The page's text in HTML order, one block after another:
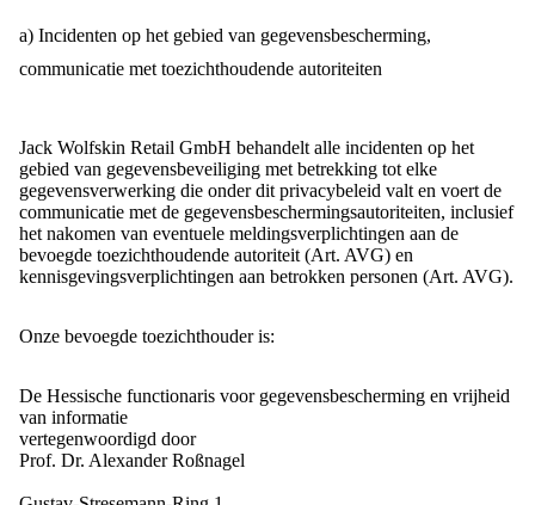
a) Incidenten op het gebied van gegevensbescherming,
communicatie met toezichthoudende autoriteiten
Jack Wolfskin Retail GmbH behandelt alle incidenten op het
gebied van gegevensbeveiliging met betrekking tot elke
gegevensverwerking die onder dit privacybeleid valt en voert de
communicatie met de gegevensbeschermingsautoriteiten, inclusief
het nakomen van eventuele meldingsverplichtingen aan de
bevoegde toezichthoudende autoriteit (Art. AVG) en
kennisgevingsverplichtingen aan betrokken personen (Art. AVG).
Onze bevoegde toezichthouder is:
De Hessische functionaris voor gegevensbescherming en vrijheid
van informatie
vertegenwoordigd door
Prof. Dr. Alexander Roßnagel